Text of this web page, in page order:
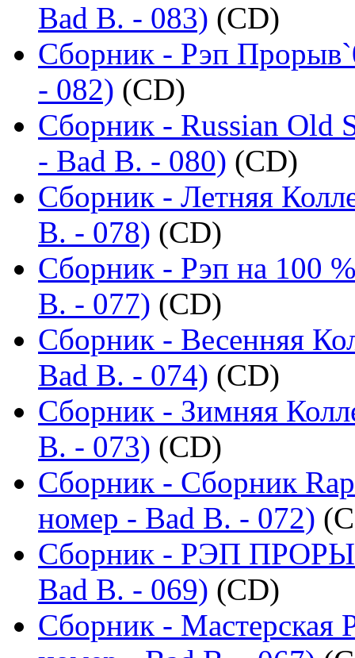
Bad B. - 083) (CD)
Сборник - Рэп
- 082) (CD)
Сборник - Russian Old
- Bad B. - 080) (CD)
Сборник - Летняя
B. - 078) (CD)
Сборник - Рэп на 100
B. - 077) (CD)
Сборник - Весенняя
Bad B. - 074) (CD)
Сборник - Зимняя
B. - 073) (CD)
Сборник - Сборник
номер - Bad B. - 072)
Сборник - РЭП
Bad B. - 069) (CD)
Сборник - Мастерская